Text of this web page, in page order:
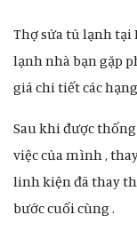
Thợ sửa tủ lạnh tại
lạnh nhà bạn gặp
giá chi tiết các
Sau khi được
việc của mình ,
linh kiện đã thay
bước cuối cùng .